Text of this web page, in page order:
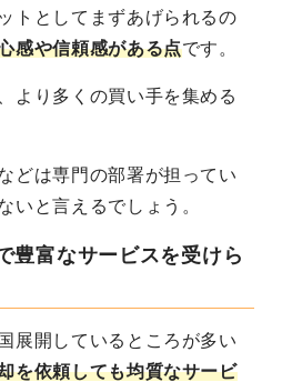
トとしてまずあげられるの
感や信頼感がある点です。
より多くの買い手を集める
どは専門の部署が担ってい
いと言えるでしょう。
豊富なサービスを受けら
展開しているところが多い
を依頼しても均質なサービ